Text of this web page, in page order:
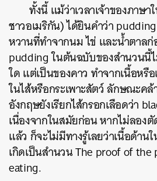
ทั้งนี้ แม้ว่าเวลาเจ้าของภาษา
ชาวอเมริกัน) ได้ยินคำว่า
หวานที่ทำจากนม ไข่ และน้ำตาล
pudding ในต้นฉบับของสำนวนนี้
ใด แต่เป็นของคาว ทำจากเนื้อหรื
ในไส้หรือกระเพาะสตว์ ลักษณะคล้
อังกฤษยังเรียกไส้กรอกเลือดว่า
เนื่องจากในสมัยก่อน หากไม่ลอง
แล้ว ก็จะไม่มีทางรู้เลยว่าเนื้อด้าน
เกิดเป็นสำนวน The proof of
eating.